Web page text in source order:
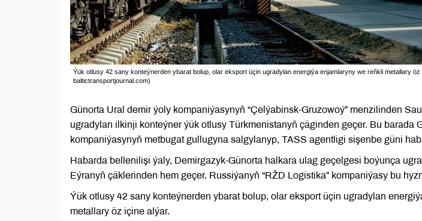
Ýük otlusy 42 sany konteýnerden ybarat bolup, olar eksport üçin ugradylan energiýa enjamlaryny we reňkli metallary öz
baltictransportjournal.com)
Günorta Ural demir ýoly kompaniýasynyň “Çelýabinsk-Gruzowoý” menzilinden
ugradylan ilkinji konteýner ýük otlusy Türkmenistanyň çäginden geçer. Bu barada
kompaniýasynyň metbugat gullugyna salgylanyp, TASS agentligi sişenbe güni
Habarda bellenilişi ýaly, Demirgazyk-Günorta halkara ulag geçelgesi boýunça
Eýranyň çäklerinden hem geçer. Russiýanyň “RŽD Logistika” kompaniýasy bu
Ýük otlusy 42 sany konteýnerden ybarat bolup, olar eksport üçin ugradylan
metallary öz içine alýar.